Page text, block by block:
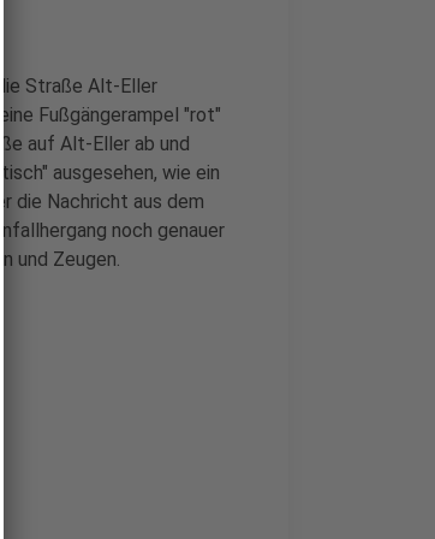
Straße Alt-Eller
Fußgängerampel "rot"
auf Alt-Eller ab und
ausgesehen, wie ein
die Nachricht aus dem
noch genauer
und Zeugen.